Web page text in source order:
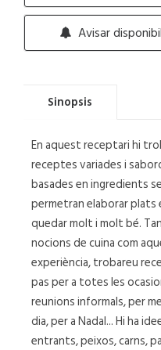
Avisar
Sinopsis
En aquest receptari hi
receptes variades i
basades en ingredients
permetran elaborar plats
quedar molt i molt bé.
nocions de cuina com
experiència, trobareu
pas per a totes les
reunions informals, per
dia, per a Nadal... Hi ha
entrants, peixos, carns,